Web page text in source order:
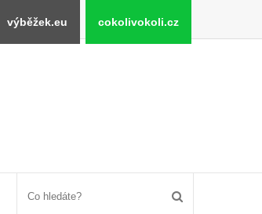
výběžek.eu cokolivokoli.cz